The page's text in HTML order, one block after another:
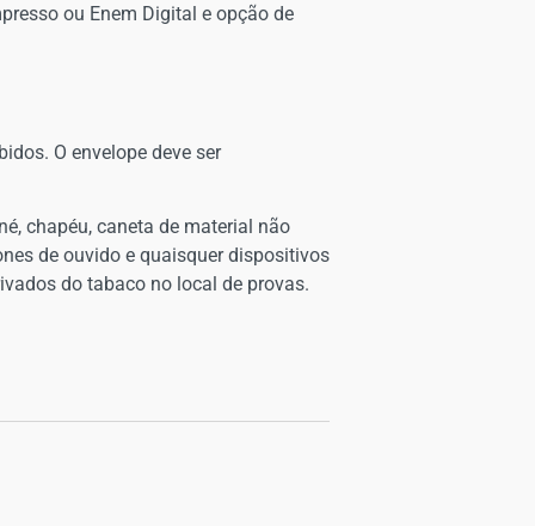
ou Enem Digital e opção de
O envelope deve ser
chapéu, caneta de material não
de ouvido e quaisquer dispositivos
do tabaco no local de provas.